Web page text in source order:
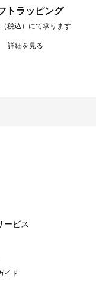
トラッピング
税込）にて承ります
詳細を見る
ービス
イド